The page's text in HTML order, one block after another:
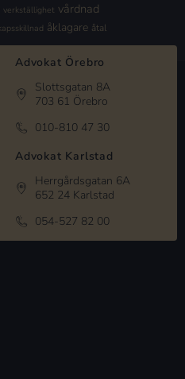
verkställighet vårdnad
åklagare åtal
Advokat Örebro
Slottsgatan 8A
703 61 Örebro
010-810 47 30
Advokat Karlstad
Herrgårdsgatan 6A
652 24 Karlstad
054-527 82 00